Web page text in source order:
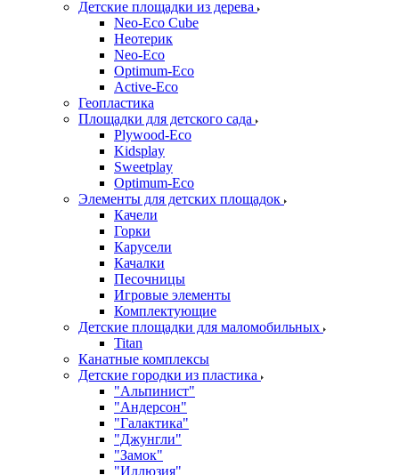
Детские площадки из дерева
Neo-Eco Cube
Неотерик
Neo-Eco
Оptimum-Еco
Active-Eco
Геопластика
Площадки для детского сада
Plywood-Eco
Kidsplay
Sweetplay
Оptimum-Еco
Элементы для детских площадок
Качели
Горки
Карусели
Качалки
Песочницы
Игровые элементы
Комплектующие
Детские площадки для маломобильных
Titan
Канатные комплексы
Детские городки из пластика
"Альпинист"
"Андерсон"
"Галактика"
"Джунгли"
"Замок"
"Иллюзия"